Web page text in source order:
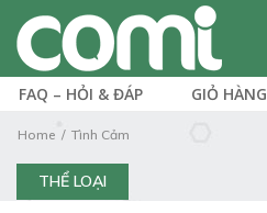
FAQ – HỎI & ĐÁP GIỎ HÀNG
Home Tình Cảm
THỂ LOẠI